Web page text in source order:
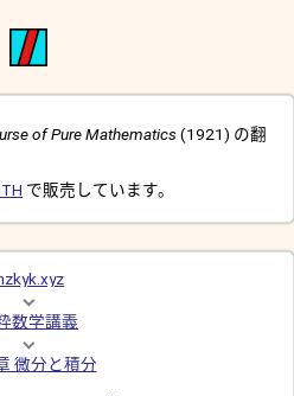
of Pure Mathematics(1921) の翻
で販売しています。
数学講義
微分と積分